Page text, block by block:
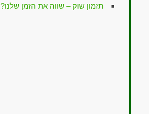
תזמון שוק – שווה את הזמן שלנו?